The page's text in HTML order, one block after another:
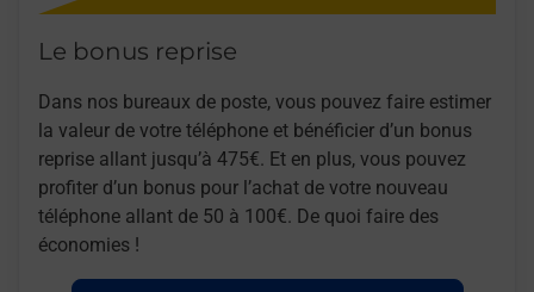
Le bonus reprise
Dans nos bureaux de poste, vous pouvez faire estimer
la valeur de votre téléphone et bénéficier d’un bonus
reprise allant jusqu’à 475€. Et en plus, vous pouvez
profiter d’un bonus pour l’achat de votre nouveau
téléphone allant de 50 à 100€. De quoi faire des
économies !